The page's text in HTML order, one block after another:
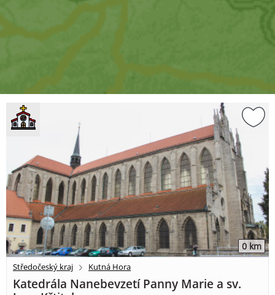
0 km
Středočeský kraj Kutná Hora
Katedrála Nanebevzetí Panny Marie a sv.